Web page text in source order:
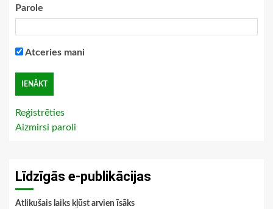
Parole
Atceries mani
Reģistrēties
Aizmirsi paroli
Līdzīgās e-publikācijas
Atlikušais laiks kļūst arvien īsāks